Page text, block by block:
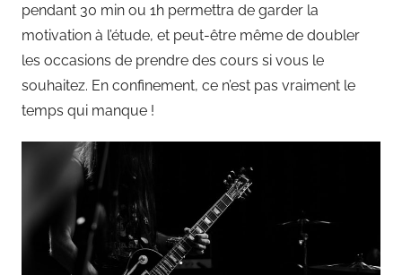
pendant 30 min ou 1h permettra de garder la
motivation à l’étude, et peut-être même de doubler
les occasions de prendre des cours si vous le
souhaitez. En confinement, ce n’est pas vraiment le
temps qui manque !